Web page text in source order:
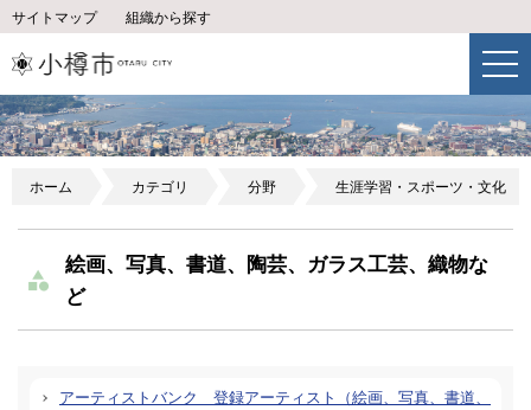
サイトマップ 組織から探す
ホーム カテゴリ 分野 生涯学習・スポーツ・文化
絵画、写真、書道、陶芸、ガラス工芸、織物な
ど
アーティストバンク 登録アーティスト（絵画、写真、書道、